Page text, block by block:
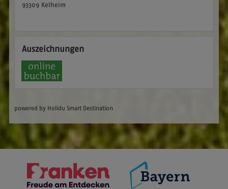
93309 Kelheim
Auszeichnungen
powered by Holidu Smart Destination